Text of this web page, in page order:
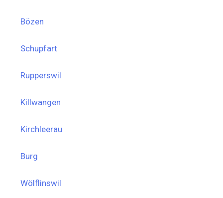
Bözen
Schupfart
Rupperswil
Killwangen
Kirchleerau
Burg
Wölflinswil